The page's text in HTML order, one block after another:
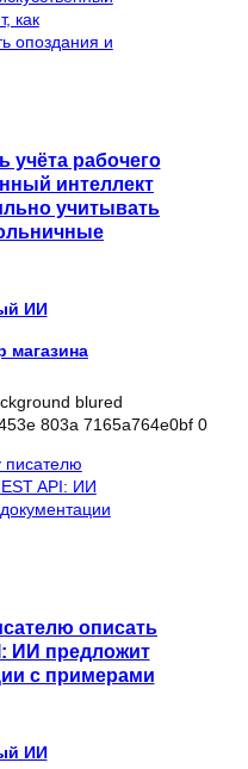
учёта рабочего
интеллект
учитывать
ИИ
магазина
описать
ИИ предложит
с примерами
ИИ